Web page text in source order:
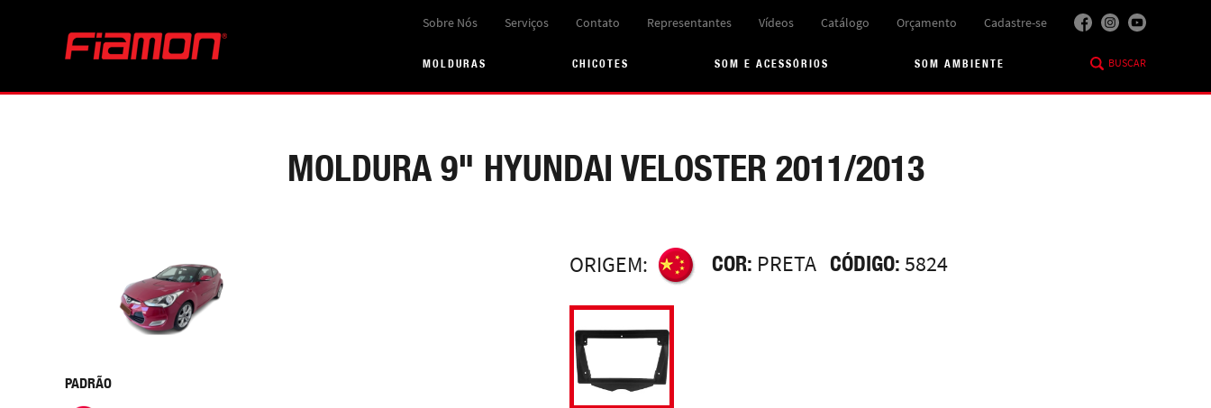
Sobre Nós Serviços Contato Representantes Vídeos Catálogo Orçamento Cadastre-se
MOLDURAS CHICOTES SOM E ACESSÓRIOS SOM AMBIENTE BUSCAR
MOLDURA 9" HYUNDAI VELOSTER 2011/2013
PADRÃO
ORIGEM: COR: PRETA CÓDIGO: 5824